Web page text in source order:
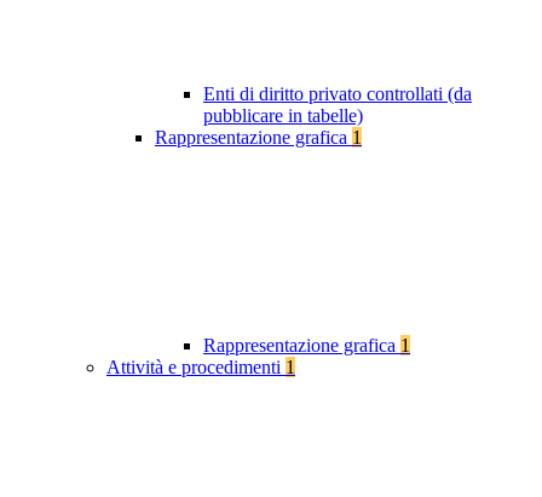
Enti di diritto privato controllati (da
pubblicare in tabelle)
Rappresentazione grafica 1
Rappresentazione grafica 1
Attività e procedimenti 1